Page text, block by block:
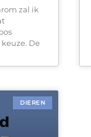
zal ik
De
DIEREN